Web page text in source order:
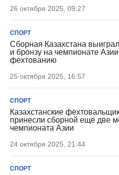
26 октября 2025, 09:27
СПОРТ
Сборная Казахстана
и бронзу на чемпионате
фехтованию
25 октября 2025, 16:57
СПОРТ
Казахстанские
принесли сборной еще две
чемпионата Азии
24 октября 2025, 21:44
СПОРТ